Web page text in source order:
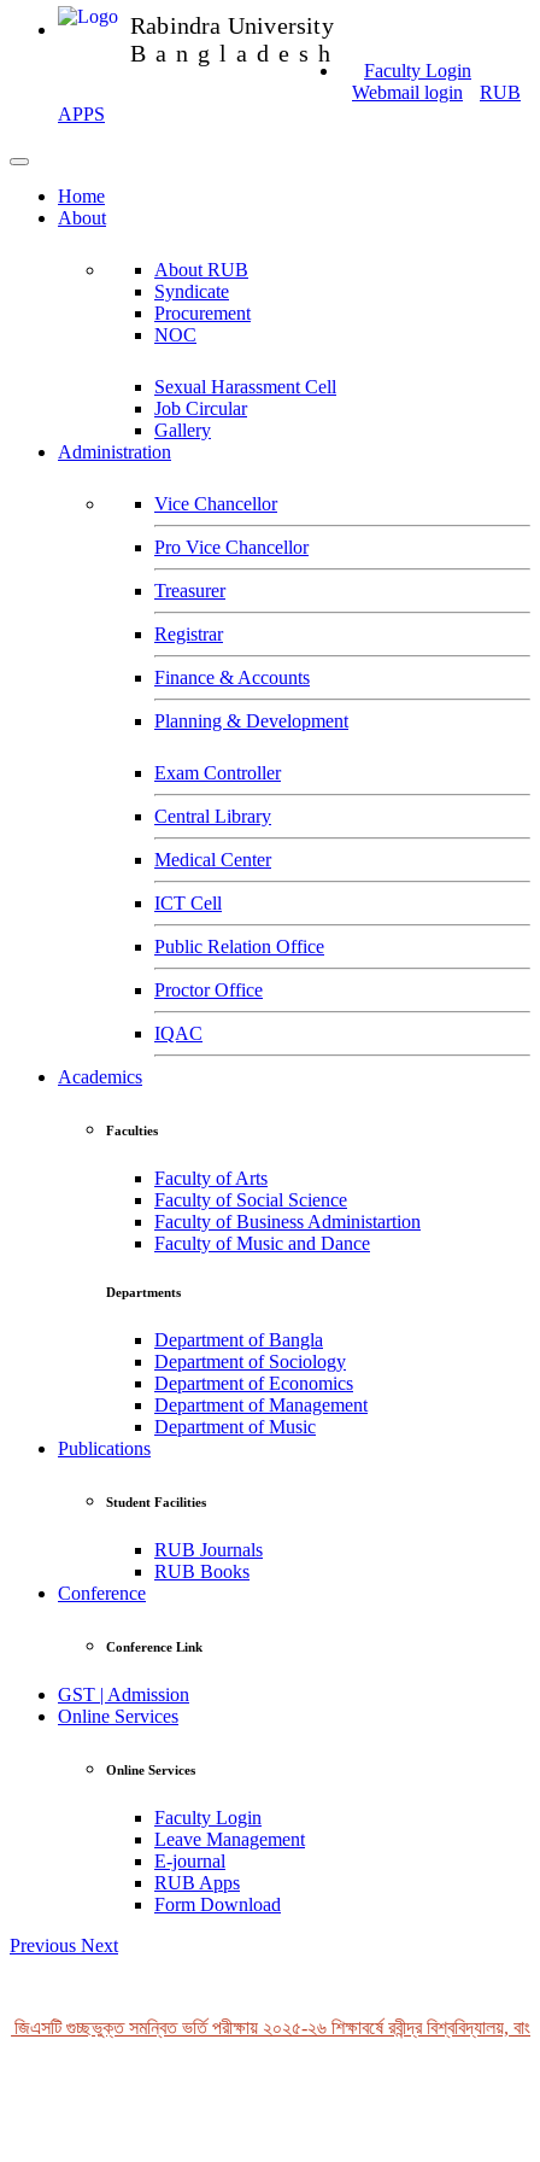
Rabindra University
Bangladesh
Faculty Login
Webmail login
RUB
APPS
Home
About
About RUB
Syndicate
Procurement
NOC
Sexual Harassment Cell
Job Circular
Gallery
Administration
Vice Chancellor
Pro Vice Chancellor
Treasurer
Registrar
Finance & Accounts
Planning & Development
Exam Controller
Central Library
Medical Center
ICT Cell
Public Relation Office
Proctor Office
IQAC
Academics
Faculties
Faculty of Arts
Faculty of Social Science
Faculty of Business Administartion
Faculty of Music and Dance
Departments
Department of Bangla
Department of Sociology
Department of Economics
Department of Management
Department of Music
Publications
Student Facilities
RUB Journals
RUB Books
Conference
Conference Link
GST | Admission
Online Services
Online Services
Faculty Login
Leave Management
E-journal
RUB Apps
Form Download
Previous Next
গুচ্ছভুক্ত সমন্বিত ভর্তি পরীক্ষায় ২০২৫-২৬ শিক্ষাবর্ষে রবীন্দ্র বিশ্ববিদ্যালয়,